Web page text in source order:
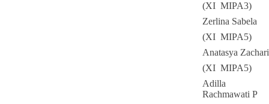
(XI MIPA3)
Zerlina Sabela
(XI MIPA5)
Anatasya Zachari
(XI MIPA5)
Adilla
Rachmawati P